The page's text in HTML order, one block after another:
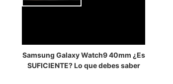
Samsung Galaxy Watch9 40mm ¿Es
SUFICIENTE? Lo que debes saber